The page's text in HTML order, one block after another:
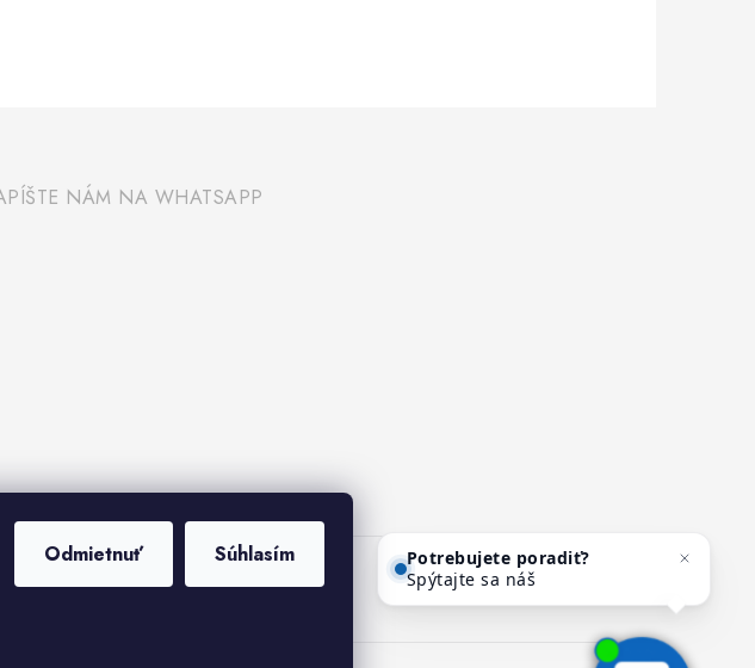
Odmietnuť Súhlasím
NÁM NA WHATSAPP
Spýtajte sa nášho asistenta
Mediho.